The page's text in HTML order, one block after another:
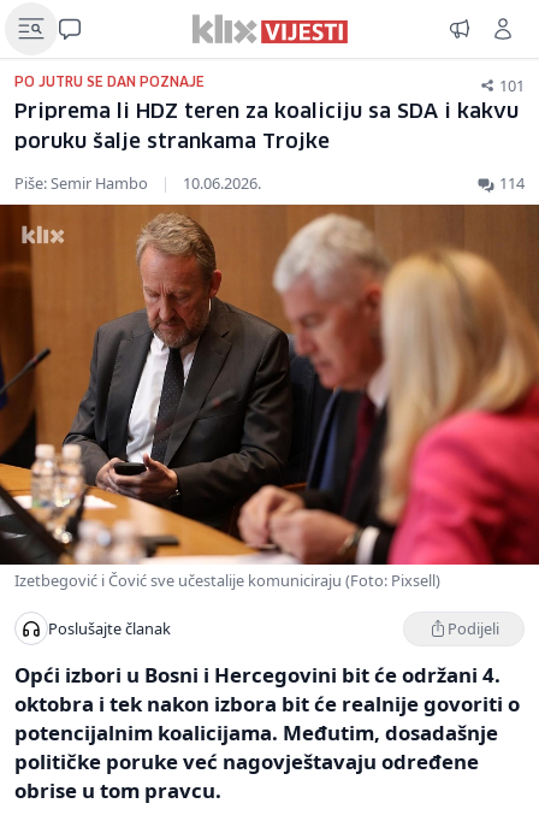
PO JUTRU SE DAN POZNAJE 101
Priprema li HDZ teren za koaliciju sa SDA i kakvu
poruku šalje strankama Trojke
Piše: Semir Hambo | 10.06.2026. 114
Izetbegović i Čović sve učestalije komuniciraju (Foto: Pixsell)
Poslušajte članak Podijeli
Opći izbori u Bosni i Hercegovini bit će održani 4.
oktobra i tek nakon izbora bit će realnije govoriti o
potencijalnim koalicijama. Međutim, dosadašnje
političke poruke već nagovještavaju određene
obrise u tom pravcu.